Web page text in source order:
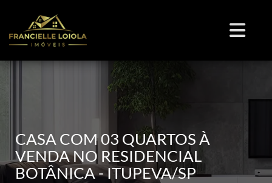
CASA COM 03 QUARTOS À
VENDA NO RESIDENCIAL
BOTÂNICA - ITUPEVA/SP